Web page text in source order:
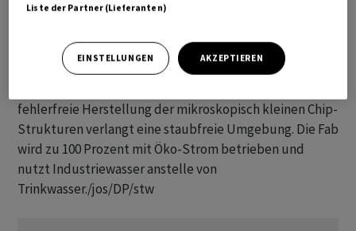
werden. Die Chips entstehen auf 300-Millimeter-Wafern.
Das Werksgebäude ragt über 40 Meter in die Höhe und
22 Meter tief in den Boden. Der Reinraum hat auf zwei
fehlerfreie Herstellung der mikroskopisch kleinen Chip-
Strukturen verlangt eine staubfreie Umgebung. Die Fab
wird zu 100 Prozent mit Öko-Strom betrieben und
nutzt Industriewasser anstelle von
Trinkwasser./jos/DP/stw
Liste der Partner (Lieferanten)
EINSTELLUNGEN AKZEPTIEREN